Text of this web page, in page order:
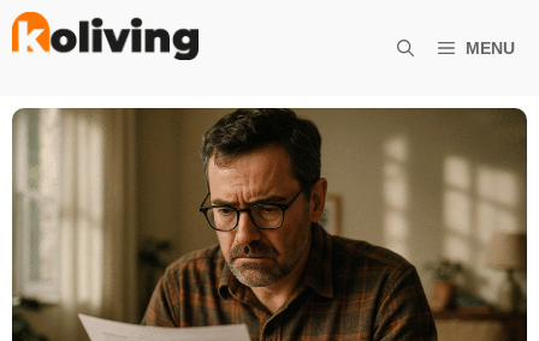
Aller
MENU